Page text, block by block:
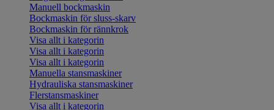
Manuell bockmaskin
Bockmaskin för sluss-skarv
Bockmaskin för rännkrok
Visa allt i kategorin
Visa allt i kategorin
Visa allt i kategorin
Manuella stansmaskiner
Hydrauliska stansmaskiner
Flerstansmaskiner
Visa allt i kategorin